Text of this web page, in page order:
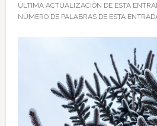
ÚLTIMA ACTUALIZACIÓN DE ESTA
NÚMERO DE PALABRAS DE ESTA